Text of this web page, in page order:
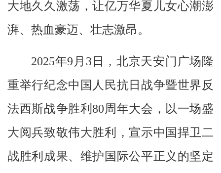
大地久久激荡，让亿万华夏儿女心潮澎
湃、热血豪迈、壮志激昂。
2025年9月3日，北京天安门广场隆
重举行纪念中国人民抗日战争暨世界反
法西斯战争胜利80周年大会，以一场盛
大阅兵致敬伟大胜利，宣示中国捍卫二
战胜利成果、维护国际公平正义的坚定